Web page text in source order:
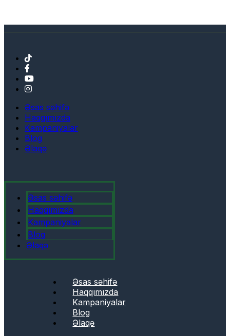
Əsas səhifə
Haqqımızda
Kampaniyalar
Blog
Əlaqə
Əsas səhifə
Haqqımızda
Kampaniyalar
Blog
Əlaqə
Əsas səhifə
Haqqımızda
Kampaniyalar
Blog
Əlaqə